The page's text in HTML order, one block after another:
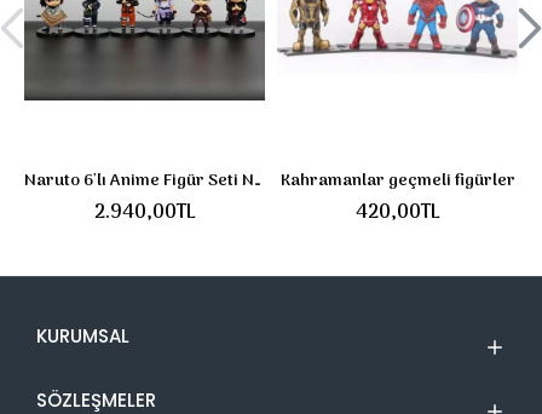
Naruto 6'lı Anime Figür Seti Naruto Kakashi Itachi Gaara Sasuke Figürleri
2.940,00TL
Kahramanlar geçmeli figürler
420,00TL
KURUMSAL
SÖZLEŞMELER